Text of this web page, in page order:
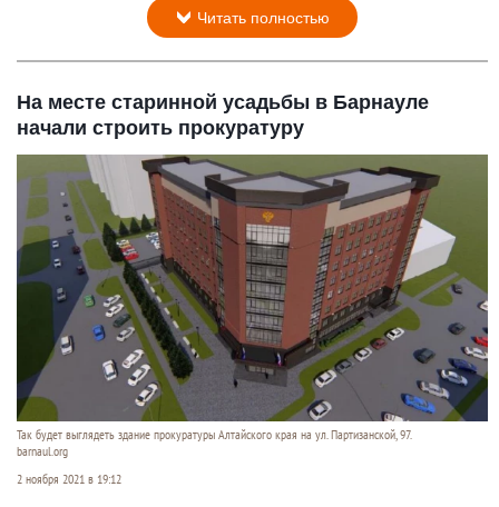
Читать полностью
На месте старинной усадьбы в Барнауле
начали строить прокуратуру
Так будет выглядеть здание прокуратуры Алтайского края на ул. Партизанской, 97.
barnaul.org
2 ноября 2021 в 19:12